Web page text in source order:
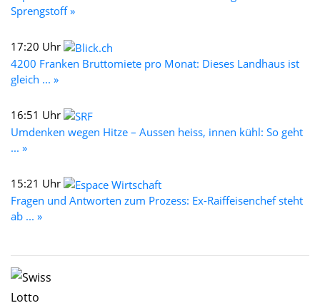
Sprengstoff »
17:20 Uhr
4200 Franken Bruttomiete pro Monat: Dieses Landhaus ist
gleich ... »
16:51 Uhr
Umdenken wegen Hitze – Aussen heiss, innen kühl: So geht
... »
15:21 Uhr
Fragen und Antworten zum Prozess: Ex-Raiffeisenchef steht
ab ... »